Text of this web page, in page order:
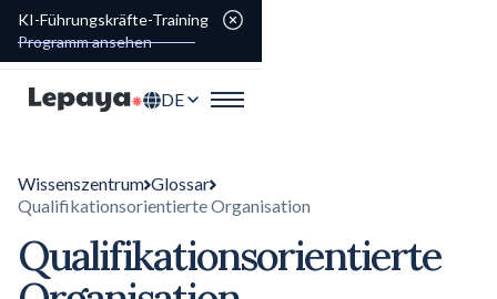
KI-Führungskräfte-Training
Programm ansehen
DE
Wissenszentrum Glossar
Qualifikationsorientierte Organisation
Qualifikationsorientierte